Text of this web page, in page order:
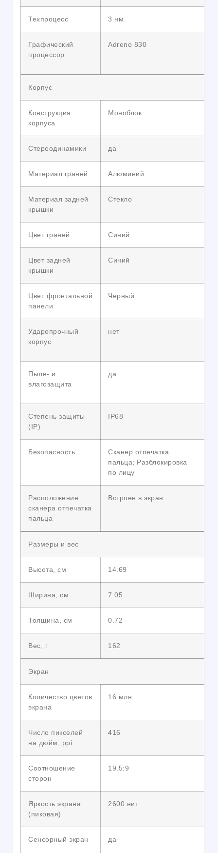
Техпроцесс 3 нм
Графический
процессор
Adreno 830
Корпус
Конструкция
корпуса
Моноблок
Стереодинамики да
Материал граней Алюминий
Материал задней
крышки
Стекло
Цвет граней Синий
Цвет задней
крышки
Синий
Цвет фронтальной
панели
Черный
Ударопрочный
корпус
нет
Пыле- и
влагозащита
да
Степень защиты
(IP)
IP68
Безопасность
Сканер отпечатка
пальца; Разблокировка
по лицу
Расположение
сканера отпечатка
пальца
Встроен в экран
Размеры и вес
Высота, см 14.69
Ширина, см 7.05
Толщина, см 0.72
Вес, г 162
Экран
Количество цветов
экрана
16 млн.
Число пикселей
на дюйм, ppi
416
Соотношение
сторон
19.5:9
Яркость экрана
(пиковая)
2600 нит
Сенсорный экран да